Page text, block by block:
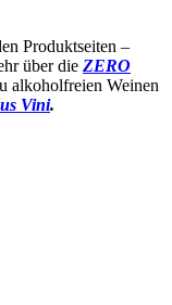
Produktseiten –
über die ZERO
alkoholfreien Weinen
Vini.